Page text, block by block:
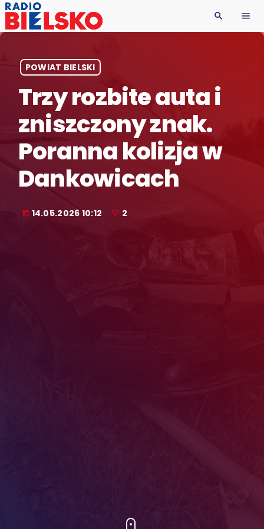
search menu
POWIAT BIELSKI
Trzy rozbite auta i
zniszczony znak.
Poranna kolizja w
Dankowicach
today 14.05.2026 10:12 2